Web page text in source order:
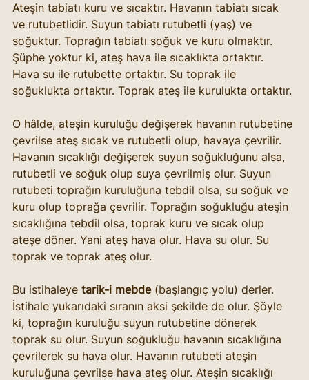
Ateşin tabiatı kuru ve sıcaktır. Havanın tabiatı sıcak
ve rutubetlidir. Suyun tabiatı rutubetli (yaş) ve
soğuktur. Toprağın tabiatı soğuk ve kuru olmaktır.
Şüphe yoktur ki, ateş hava ile sıcaklıkta ortaktır.
Hava su ile rutubette ortaktır. Su toprak ile
soğuklukta ortaktır. Toprak ateş ile kurulukta ortaktır.
O hâlde, ateşin kuruluğu değişerek havanın rutubetine
çevrilse ateş sıcak ve rutubetli olup, havaya çevrilir.
Havanın sıcaklığı değişerek suyun soğukluğunu alsa,
rutubetli ve soğuk olup suya çevrilmiş olur. Suyun
rutubeti toprağın kuruluğuna tebdil olsa, su soğuk ve
kuru olup toprağa çevrilir. Toprağın soğukluğu ateşin
sıcaklığına tebdil olsa, toprak kuru ve sıcak olup
ateşe döner. Yani ateş hava olur. Hava su olur. Su
toprak ve toprak ateş olur.
Bu istihaleye tarik-i mebde (başlangıç yolu) derler.
İstihale yukarıdaki sıranın aksi şekilde de olur. Şöyle
ki, toprağın kuruluğu suyun rutubetine dönerek
toprak su olur. Suyun soğukluğu havanın sıcaklığına
çevrilerek su hava olur. Havanın rutubeti ateşin
kuruluğuna çevrilse hava ateş olur. Ateşin sıcaklığı